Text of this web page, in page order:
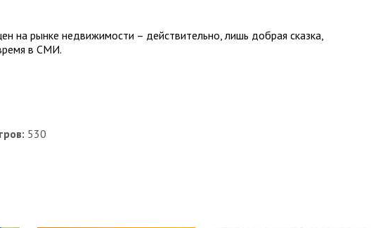
на рынке недвижимости – действительно, лишь добрая сказка,
в СМИ.
530